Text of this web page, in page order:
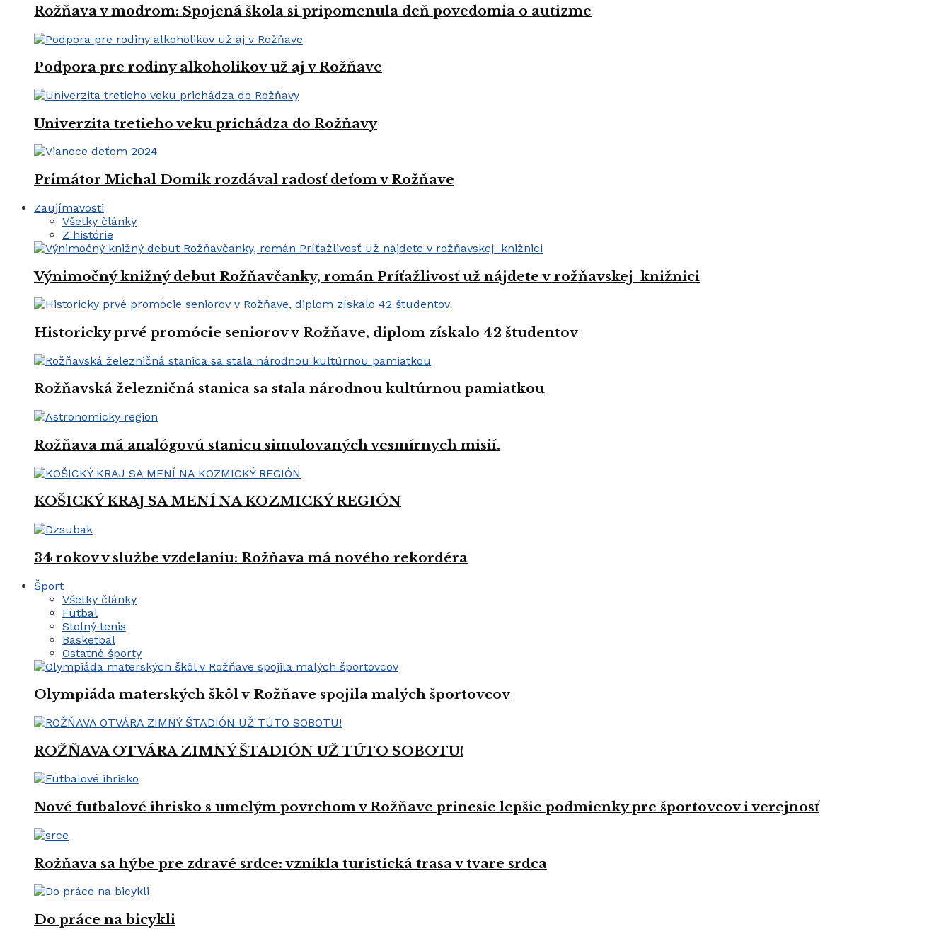
Rožňava v modrom: Spojená škola si pripomenula deň povedomia o autizme
Podpora pre rodiny alkoholikov už aj v Rožňave
Univerzita tretieho veku prichádza do Rožňavy
Primátor Michal Domik rozdával radosť deťom v Rožňave
Zaujímavosti
Všetky články
Z histórie
Výnimočný knižný debut Rožňavčanky, román Príťažlivosť už nájdete v rožňavskej knižnici
Historicky prvé promócie seniorov v Rožňave, diplom získalo 42 študentov
Rožňavská železničná stanica sa stala národnou kultúrnou pamiatkou
Rožňava má analógovú stanicu simulovaných vesmírnych misií.
KOŠICKÝ KRAJ SA MENÍ NA KOZMICKÝ REGIÓN
34 rokov v službe vzdelaniu: Rožňava má nového rekordéra
Šport
Všetky články
Futbal
Stolný tenis
Basketbal
Ostatné športy
Olympiáda materských škôl v Rožňave spojila malých športovcov
ROŽŇAVA OTVÁRA ZIMNÝ ŠTADIÓN UŽ TÚTO SOBOTU!
Nové futbalové ihrisko s umelým povrchom v Rožňave prinesie lepšie podmienky pre športovcov i verejnosť
Rožňava sa hýbe pre zdravé srdce: vznikla turistická trasa v tvare srdca
Do práce na bicykli